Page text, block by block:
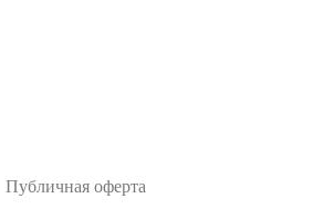
Публичная оферта